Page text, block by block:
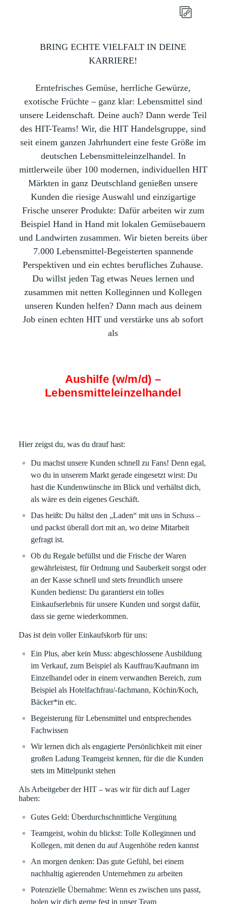
BRING ECHTE VIELFALT IN DEINE
KARRIERE!
Erntefrisches Gemüse, herrliche Gewürze,
exotische Früchte – ganz klar: Lebensmittel sind
unsere Leidenschaft. Deine auch? Dann werde Teil
des HIT-Teams! Wir, die HIT Handelsgruppe, sind
seit einem ganzen Jahrhundert eine feste Größe im
deutschen Lebensmitteleinzelhandel. In
mittlerweile über 100 modernen, individuellen HIT
Märkten in ganz Deutschland genießen unsere
Kunden die riesige Auswahl und einzigartige
Frische unserer Produkte: Dafür arbeiten wir zum
Beispiel Hand in Hand mit lokalen Gemüsebauern
und Landwirten zusammen. Wir bieten bereits über
7.000 Lebensmittel-Begeisterten spannende
Perspektiven und ein echtes berufliches Zuhause.
Du willst jeden Tag etwas Neues lernen und
zusammen mit netten Kolleginnen und Kollegen
unseren Kunden helfen? Dann mach aus deinem
Job einen echten HIT und verstärke uns ab sofort
als
Aushilfe (w/m/d) –
Lebensmitteleinzelhandel
Hier zeigst du, was du drauf hast:
Du machst unsere Kunden schnell zu Fans! Denn egal,
wo du in unserem Markt gerade eingesetzt wirst: Du
hast die Kundenwünsche im Blick und verhältst dich,
als wäre es dein eigenes Geschäft.
Das heißt: Du hältst den „Laden“ mit uns in Schuss –
und packst überall dort mit an, wo deine Mitarbeit
gefragt ist.
Ob du Regale befüllst und die Frische der Waren
gewährleistest, für Ordnung und Sauberkeit sorgst oder
an der Kasse schnell und stets freundlich unsere
Kunden bedienst: Du garantierst ein tolles
Einkaufserlebnis für unsere Kunden und sorgst dafür,
dass sie gerne wiederkommen.
Das ist dein voller Einkaufskorb für uns:
Ein Plus, aber kein Muss: abgeschlossene Ausbildung
im Verkauf, zum Beispiel als Kauffrau/Kaufmann im
Einzelhandel oder in einem verwandten Bereich, zum
Beispiel als Hotelfachfrau/-fachmann, Köchin/Koch,
Bäcker*in etc.
Begeisterung für Lebensmittel und entsprechendes
Fachwissen
Wir lernen dich als engagierte Persönlichkeit mit einer
großen Ladung Teamgeist kennen, für die die Kunden
stets im Mittelpunkt stehen
Als Arbeitgeber der HIT – was wir für dich auf Lager
haben:
Gutes Geld: Überdurchschnittliche Vergütung
Teamgeist, wohin du blickst: Tolle Kolleginnen und
Kollegen, mit denen du auf Augenhöhe reden kannst
An morgen denken: Das gute Gefühl, bei einem
nachhaltig agierenden Unternehmen zu arbeiten
Potenzielle Übernahme: Wenn es zwischen uns passt,
holen wir dich gerne fest in unser Team